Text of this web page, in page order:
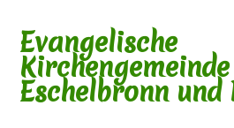
Evangelische
Kirchengemeinde
Eschelbronn und